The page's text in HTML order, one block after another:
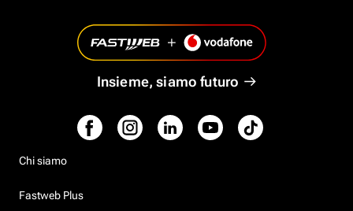
Insieme, siamo futuro
Chi siamo
Fastweb Plus